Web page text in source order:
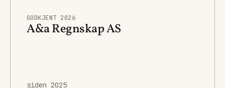
GODKJENT 2026
A&a Regnskap AS
siden 2025